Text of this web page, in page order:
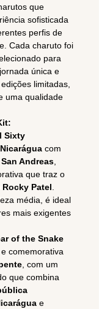
que
sofisticada
perfis de
Cada charuto foi
para
única e
limitadas,
uma qualidade
Sixty
Nicarágua com
San Andreas,
que traz o
Rocky Patel.
média, é ideal
mais exigentes
of the Snake
comemorativa
, com um
que combina
e